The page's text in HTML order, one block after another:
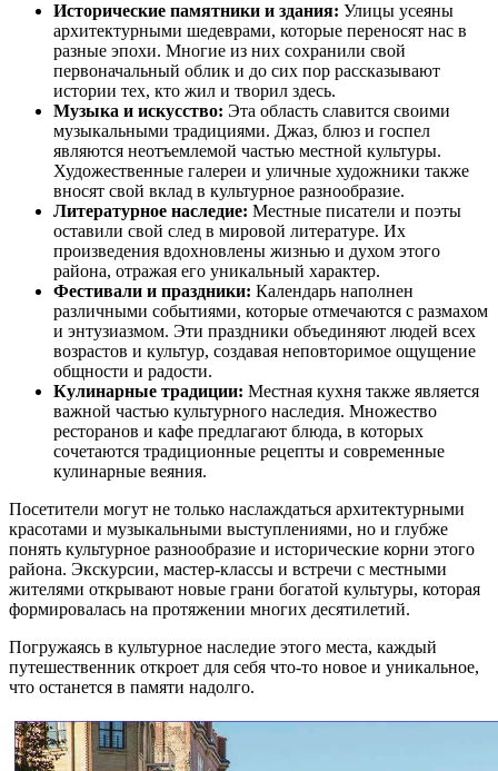
Исторические памятники и здания: Улицы усеяны
архитектурными шедеврами, которые переносят нас в
разные эпохи. Многие из них сохранили свой
первоначальный облик и до сих пор рассказывают
истории тех, кто жил и творил здесь.
Музыка и искусство: Эта область славится своими
музыкальными традициями. Джаз, блюз и госпел
являются неотъемлемой частью местной культуры.
Художественные галереи и уличные художники также
вносят свой вклад в культурное разнообразие.
Литературное наследие: Местные писатели и поэты
оставили свой след в мировой литературе. Их
произведения вдохновлены жизнью и духом этого
района, отражая его уникальный характер.
Фестивали и праздники: Календарь наполнен
различными событиями, которые отмечаются с размахом
и энтузиазмом. Эти праздники объединяют людей всех
возрастов и культур, создавая неповторимое ощущение
общности и радости.
Кулинарные традиции: Местная кухня также является
важной частью культурного наследия. Множество
ресторанов и кафе предлагают блюда, в которых
сочетаются традиционные рецепты и современные
кулинарные веяния.
Посетители могут не только наслаждаться архитектурными
красотами и музыкальными выступлениями, но и глубже
понять культурное разнообразие и исторические корни этого
района. Экскурсии, мастер-классы и встречи с местными
жителями открывают новые грани богатой культуры, которая
формировалась на протяжении многих десятилетий.
Погружаясь в культурное наследие этого места, каждый
путешественник откроет для себя что-то новое и уникальное,
что останется в памяти надолго.